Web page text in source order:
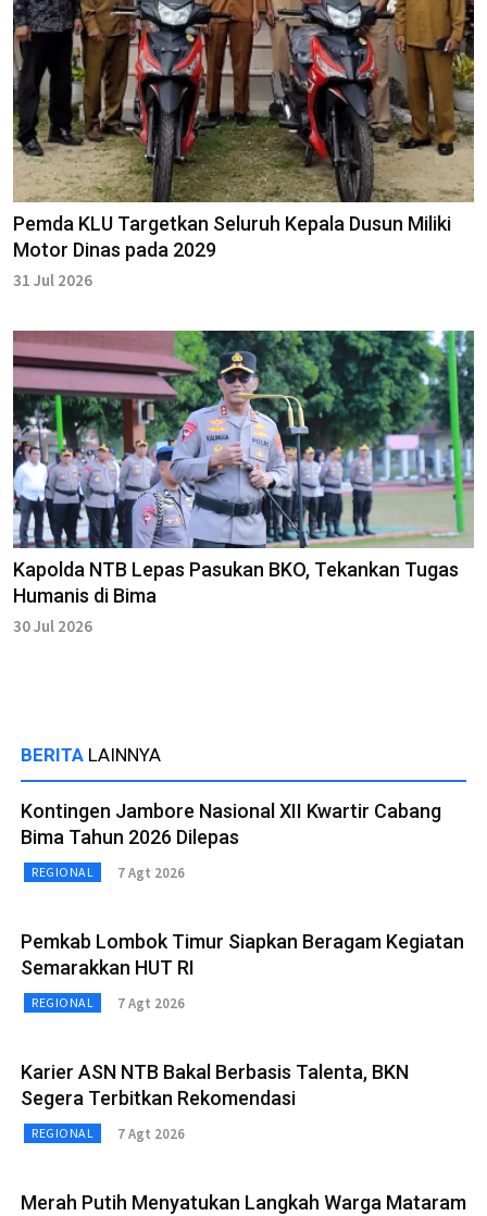
Pemda KLU Targetkan Seluruh Kepala Dusun Miliki
Motor Dinas pada 2029
31 Jul 2026
Kapolda NTB Lepas Pasukan BKO, Tekankan Tugas
Humanis di Bima
30 Jul 2026
BERITA LAINNYA
Kontingen Jambore Nasional XII Kwartir Cabang
Bima Tahun 2026 Dilepas
REGIONAL 7 Agt 2026
Pemkab Lombok Timur Siapkan Beragam Kegiatan
Semarakkan HUT RI
REGIONAL 7 Agt 2026
Karier ASN NTB Bakal Berbasis Talenta, BKN
Segera Terbitkan Rekomendasi
REGIONAL 7 Agt 2026
Merah Putih Menyatukan Langkah Warga Mataram